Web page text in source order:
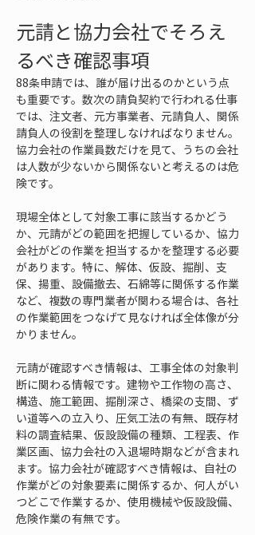
元請と協力会社でそろえ
るべき確認事項
88条申請では、誰が届け出るのかという点
も重要です。数次の請負契約で行われる仕事
では、注文者、元方事業者、元請負人、関係
請負人の役割を整理しなければなりません。
協力会社の作業員数だけを見て、うちの会社
は人数が少ないから関係ないと考えるのは危
険です。
現場全体として対象工事に該当するかどう
か、元請がどの範囲を把握しているか、協力
会社がどの作業を担当するかを整理する必要
があります。特に、解体、仮設、掘削、支
保、揚重、設備撤去、石綿等に関係する作業
など、複数の専門業者が関わる場合は、各社
の作業範囲をつなげて見なければ全体像が分
かりません。
元請が確認すべき情報は、工事全体の対象判
断に関わる情報です。建物や工作物の高さ、
構造、施工範囲、掘削深さ、橋梁の支間、ず
い道等への立入り、圧気工法の有無、既存材
料の調査結果、仮設設備の種類、工程表、作
業区画、協力会社の入退場時期などが含まれ
ます。協力会社が確認すべき情報は、自社の
作業がどの対象要素に関係するか、何人がい
つどこで作業するか、使用機械や仮設設備、
危険作業の有無です。